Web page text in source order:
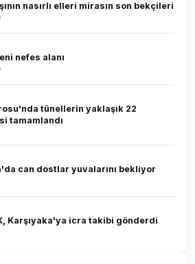
nasırlı elleri mirasın son bekçileri
nefes alanı
tünellerin yaklaşık 22
tamamlandı
can dostlar yuvalarını bekliyor
Karşıyaka'ya icra takibi gönderdi